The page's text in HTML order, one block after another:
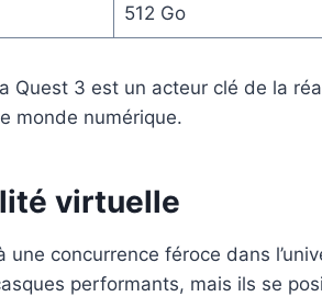
512 Go
3 est un acteur clé de la
monde numérique.
virtuelle
concurrence féroce dans
performants, mais ils se